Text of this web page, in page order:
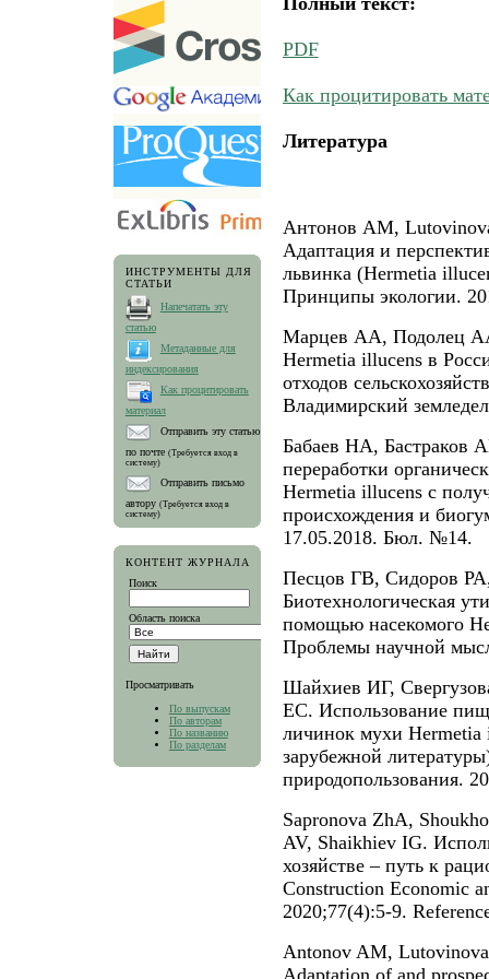
ИНСТРУМЕНТЫ ДЛЯ
СТАТЬИ
Напечатать эту
статью
Метаданные для
индексирования
Как процитировать
материал
Отправить эту статью
по почте (Требуется вход в
систему)
Отправить письмо
автору (Требуется вход в
систему)
КОНТЕНТ ЖУРНАЛА
Поиск
Область поиска
Просматривать
По выпускам
По авторам
По названию
По разделам
PDF
Как процитировать
Литература
Антонов АМ,
Адаптация и
львинка (Hermetia
Принципы экологии.
Марцев АА, Подолец
Hermetia illucens в
отходов
Владимирский
Бабаев НА, Бастраков
переработки
Hermetia illucens с
происхождения и
17.05.2018. Бюл. №14.
Песцов ГВ, Сидоров
Биотехнологическая
помощью насекомого
Проблемы научной
Шайхиев ИГ,
ЕС. Использование
личинок мухи Hermetia
зарубежной
природопользования.
Sapronova ZhA,
AV, Shaikhiev IG.
хозяйстве – путь к
Construction Economic
2020;77(4):5-9.
Antonov AM,